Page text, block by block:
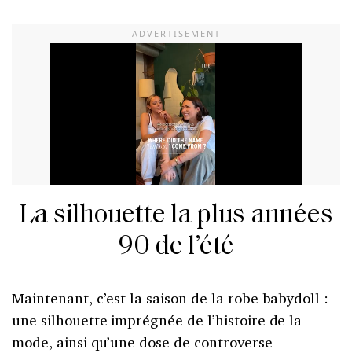
La silhouette la plus années
90 de l’été
Maintenant, c’est la saison de la robe babydoll :
une silhouette imprégnée de l’histoire de la
mode, ainsi qu’une dose de controverse